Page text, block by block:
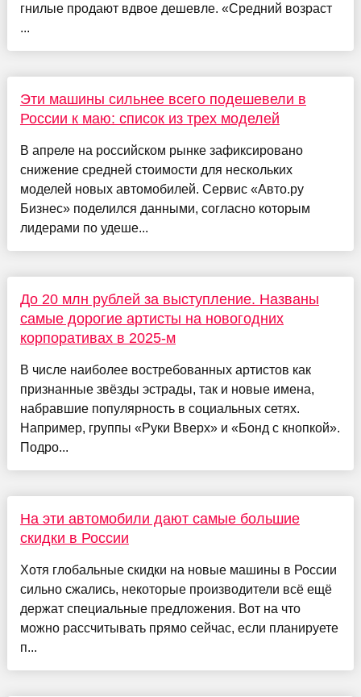
гнилые продают вдвое дешевле. «Средний возраст
...
Эти машины сильнее всего подешевели в
России к маю: список из трех моделей
В апреле на российском рынке зафиксировано
снижение средней стоимости для нескольких
моделей новых автомобилей. Сервис «Авто.ру
Бизнес» поделился данными, согласно которым
лидерами по удеше...
До 20 млн рублей за выступление. Названы
самые дорогие артисты на новогодних
корпоративах в 2025-м
В числе наиболее востребованных артистов как
признанные звёзды эстрады, так и новые имена,
набравшие популярность в социальных сетях.
Например, группы «Руки Вверх» и «Бонд с кнопкой».
Подро...
На эти автомобили дают самые большие
скидки в России
Хотя глобальные скидки на новые машины в России
сильно сжались, некоторые производители всё ещё
держат специальные предложения. Вот на что
можно рассчитывать прямо сейчас, если планируете
п...